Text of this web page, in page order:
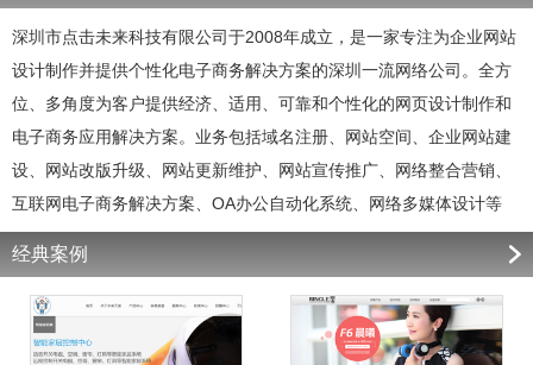
深圳市点击未来科技有限公司于2008年成立，是一家专注为企业网站
设计制作并提供个性化电子商务解决方案的深圳一流网络公司。全方
位、多角度为客户提供经济、适用、可靠和个性化的网页设计制作和
电子商务应用解决方案。业务包括域名注册、网站空间、企业网站建
设、网站改版升级、网站更新维护、网站宣传推广、网络整合营销、
互联网电子商务解决方案、OA办公自动化系统、网络多媒体设计等
经典案例